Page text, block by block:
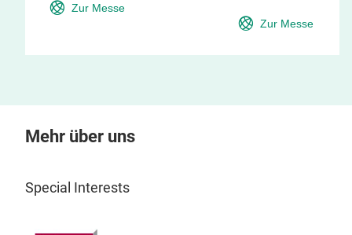
Zur Messe
Zur Messe
Mehr über uns
Special Interests